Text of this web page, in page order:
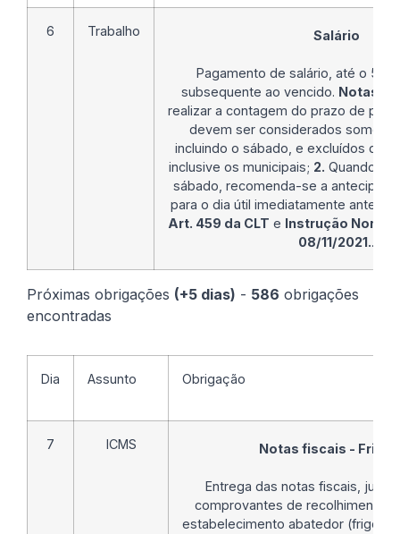
6 Trabalho Salário
Pagamento de salário, até o 5°
subsequente ao vencido. Notas
realizar a contagem do prazo de
devem ser considerados
incluindo o sábado, e excluídos
inclusive os municipais; 2. Quando o
sábado, recomenda-se a
para o dia útil imediatamente
Art. 459 da CLT e Instrução
08/11/2021..
Próximas obrigações (+5 dias) - 586 obrigações
encontradas
Dia Assunto Obrigação
7 ICMS Notas fiscais -
Entrega das notas fiscais,
comprovantes de recolhimento
estabelecimento abatedor